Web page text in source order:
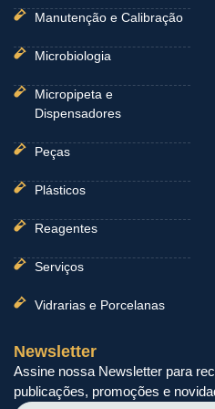
Manutenção e Calibração
Microbiologia
Micropipeta e
Dispensadores
Peças
Plásticos
Reagentes
Serviços
Vidrarias e Porcelanas
Newsletter
Assine nossa Newsletter para
publicações, promoções e